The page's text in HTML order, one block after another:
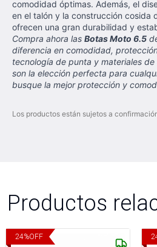
comodidad óptimas. Además, el
en el talón y la construcción cosida
ofrecen una gran durabilidad y
Compra ahora las Botas Moto 6.5
diferencia en comodidad,
tecnología de punta y materiales
son la elección perfecta para
busque la mejor protección y
Los productos están sujetos a
Productos
24%OFF